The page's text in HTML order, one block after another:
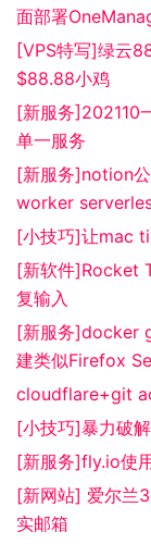
面部署
[VPS特写]绿云
$88.88小鸡
[新服务
单一服务
[新服务]notion
worker
[小技巧]让mac
[新软件]Rocket
复输入
[新服务]docker
建类似Firefox
cloudflare+git
[小技巧]暴力破
[新服务]fly.io使
[新网站] 爱尔兰
实邮箱